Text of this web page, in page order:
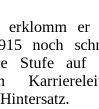
erklomm er
noch
Stufe auf
Hintersatz.